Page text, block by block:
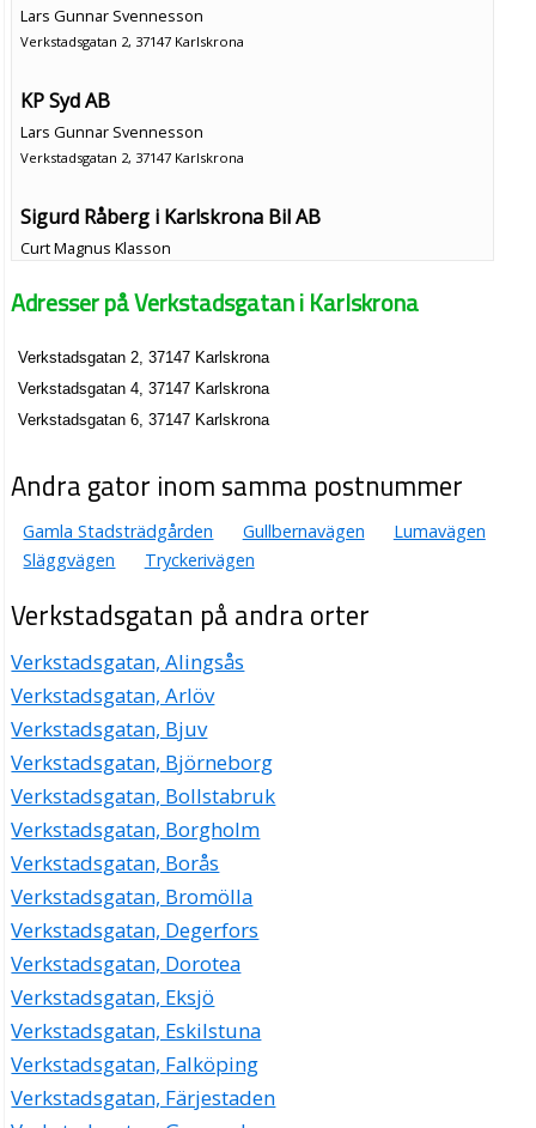
Lars Gunnar Svennesson
Verkstadsgatan 2, 37147 Karlskrona
KP Syd AB
Lars Gunnar Svennesson
Verkstadsgatan 2, 37147 Karlskrona
Sigurd Råberg i Karlskrona Bil AB
Curt Magnus Klasson
Verkstadsgatan 2, 37147 Karlskrona
Lars Peter Sareklint
0455-82424
Verkstadsgatan 6, 37147 Karlskrona
Lars Peter Sareklint
Verkstadsgatan 6, 37147 Karlskrona
Adresser på Verkstadsgatan i Karlskrona
Verkstadsgatan 2, 37147 Karlskrona
Verkstadsgatan 4, 37147 Karlskrona
Verkstadsgatan 6, 37147 Karlskrona
Andra gator inom samma postnummer
Gamla Stadsträdgården Gullbernavägen
Lumavägen
Släggvägen
Tryckerivägen
Verkstadsgatan på andra orter
Verkstadsgatan, Alingsås
Verkstadsgatan, Arlöv
Verkstadsgatan, Bjuv
Verkstadsgatan, Björneborg
Verkstadsgatan, Bollstabruk
Verkstadsgatan, Borgholm
Verkstadsgatan, Borås
Verkstadsgatan, Bromölla
Verkstadsgatan, Degerfors
Verkstadsgatan, Dorotea
Verkstadsgatan, Eksjö
Verkstadsgatan, Eskilstuna
Verkstadsgatan, Falköping
Verkstadsgatan, Färjestaden